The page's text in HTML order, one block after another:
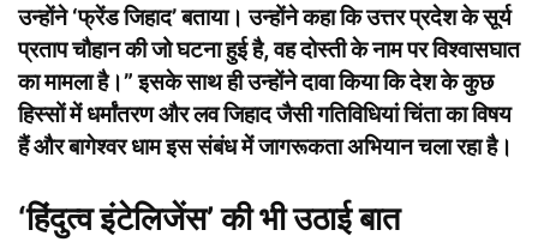
उन्होंने ‘फ्रेंड जिहाद’ बताया। उन्होंने कहा कि उत्तर प्रदेश के सूर्य
प्रताप चौहान की जो घटना हुई है, वह दोस्ती के नाम पर विश्वासघात
का मामला है।” इसके साथ ही उन्होंने दावा किया कि देश के कुछ
हिस्सों में धर्मांतरण और लव जिहाद जैसी गतिविधियां चिंता का विषय
हैं और बागेश्वर धाम इस संबंध में जागरूकता अभियान चला रहा है।
‘हिंदुत्व इंटेलिजेंस’ की भी उठाई बात